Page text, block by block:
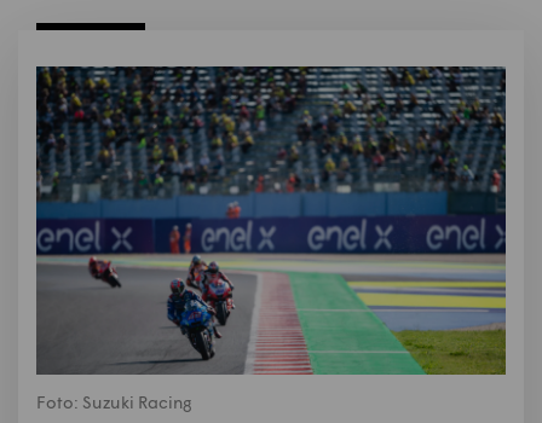
Foto: Suzuki Racing